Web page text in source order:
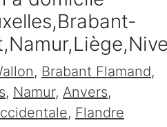
, Brabant Flamand,
, Namur, Anvers,
, Flandre